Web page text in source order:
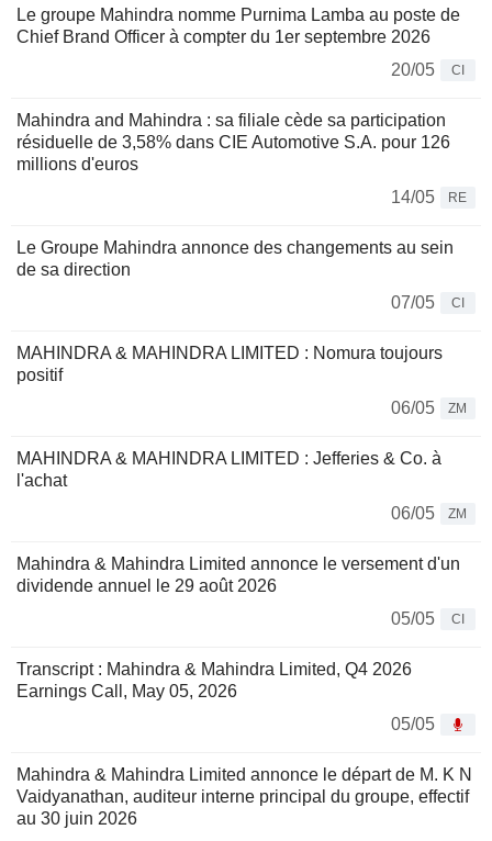
Le groupe Mahindra nomme Purnima Lamba au poste de
Chief Brand Officer à compter du 1er septembre 2026
20/05
CI
Mahindra and Mahindra : sa filiale cède sa participation
résiduelle de 3,58% dans CIE Automotive S.A. pour 126
millions d'euros
14/05
RE
Le Groupe Mahindra annonce des changements au sein
de sa direction
07/05
CI
MAHINDRA & MAHINDRA LIMITED : Nomura toujours
positif
06/05
ZM
MAHINDRA & MAHINDRA LIMITED : Jefferies & Co. à
l'achat
06/05
ZM
Mahindra & Mahindra Limited annonce le versement d'un
dividende annuel le 29 août 2026
05/05
CI
Transcript : Mahindra & Mahindra Limited, Q4 2026
Earnings Call, May 05, 2026
05/05
Mahindra & Mahindra Limited annonce le départ de M. K N
Vaidyanathan, auditeur interne principal du groupe, effectif
au 30 juin 2026